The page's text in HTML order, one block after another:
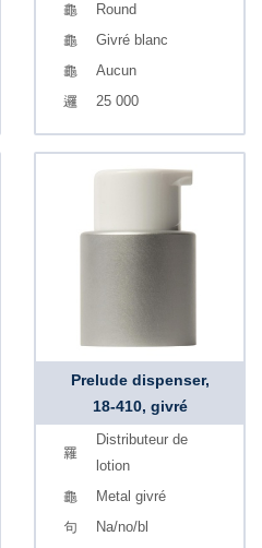
Round
Givré blanc
Aucun
25 000
Prelude dispenser,
18-410, givré
Distributeur de
lotion
Metal givré
Na/no/bl